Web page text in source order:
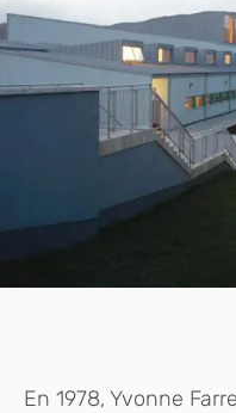
En 1978, Yvonne